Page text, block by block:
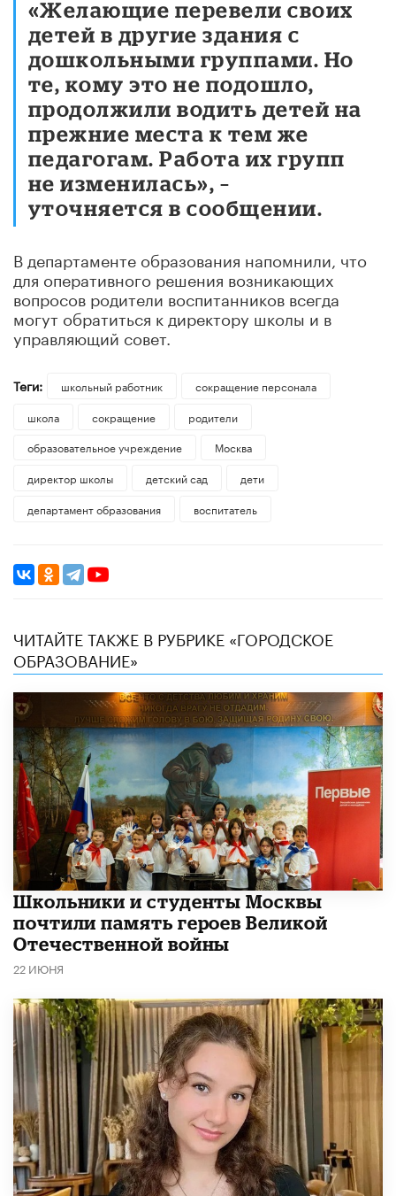
«Желающие перевели своих
детей в другие здания с
дошкольными группами. Но
те, кому это не подошло,
продолжили водить детей на
прежние места к тем же
педагогам. Работа их групп
не изменилась», –
уточняется в сообщении.
В департаменте образования напомнили, что
для оперативного решения возникающих
вопросов родители воспитанников всегда
могут обратиться к директору школы и в
управляющий совет.
Теги: школьный работник
сокращение персонала
школа
сокращение
родители
образовательное учреждение
Москва
директор школы
детский сад
дети
департамент образования
воспитатель
ЧИТАЙТЕ ТАКЖЕ В РУБРИКЕ «ГОРОДСКОЕ
ОБРАЗОВАНИЕ»
Школьники и студенты Москвы
почтили память героев Великой
Отечественной войны
22 ИЮНЯ